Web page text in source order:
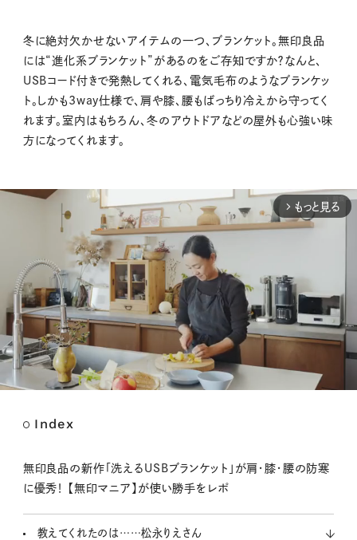
冬に絶対欠かせないアイテムの一つ、ブランケット。無印良品
には“進化系ブランケット”があるのをご存知ですか？なんと、
USBコード付きで発熱してくれる、電気毛布のようなブランケッ
ト。しかも3way仕様で、肩や膝、腰もばっちり冷えから守ってく
れます。室内はもちろん、冬のアウトドアなどの屋外も心強い味
方になってくれます。
arrow_forward_ios もっと見る
t
Index
無印良品の新作「洗えるUSBブランケット」が肩・膝・腰の防寒
に優秀！ 【無印マニア】が使い勝手をレポ
教えてくれたのは……松永りえさん